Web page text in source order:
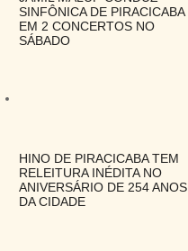
SINFÔNICA DE PIRACICABA
EM 2 CONCERTOS NO
SÁBADO
HINO DE PIRACICABA TEM
RELEITURA INÉDITA NO
ANIVERSÁRIO DE 254 ANOS
DA CIDADE